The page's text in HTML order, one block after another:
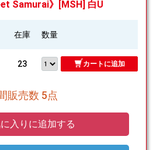
Samurai》[MSH] 白U
在庫 数量
23 カートに追加
販売数 5点
入りに追加する